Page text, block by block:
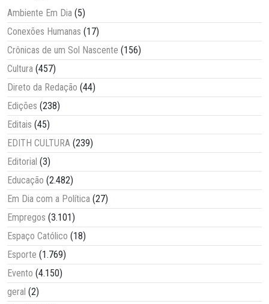
Ambiente Em Dia (5)
Conexões Humanas (17)
Crônicas de um Sol Nascente (156)
Cultura (457)
Direto da Redação (44)
Edições (238)
Editais (45)
EDITH CULTURA (239)
Editorial (3)
Educação (2.482)
Em Dia com a Política (27)
Empregos (3.101)
Espaço Católico (18)
Esporte (1.769)
Evento (4.150)
geral (2)